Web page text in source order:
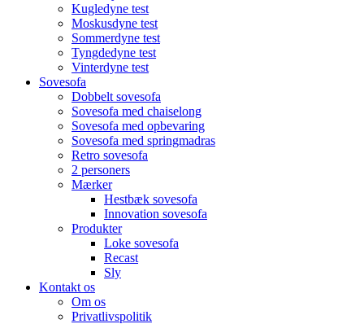
Kugledyne test
Moskusdyne test
Sommerdyne test
Tyngdedyne test
Vinterdyne test
Sovesofa
Dobbelt sovesofa
Sovesofa med chaiselong
Sovesofa med opbevaring
Sovesofa med springmadras
Retro sovesofa
2 personers
Mærker
Hestbæk sovesofa
Innovation sovesofa
Produkter
Loke sovesofa
Recast
Sly
Kontakt os
Om os
Privatlivspolitik